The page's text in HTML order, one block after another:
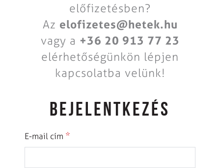
előfizetésben?
Az elofizetes@hetek.hu
vagy a +36 20 913 77 23
elérhetőségünkön lépjen
kapcsolatba velünk!
BEJELENTKEZÉS
E-mail cím *